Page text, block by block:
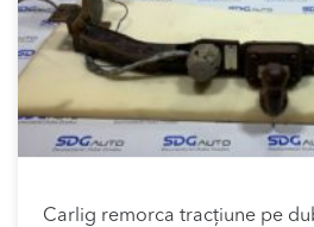
Carlig remorca tracțiune pe